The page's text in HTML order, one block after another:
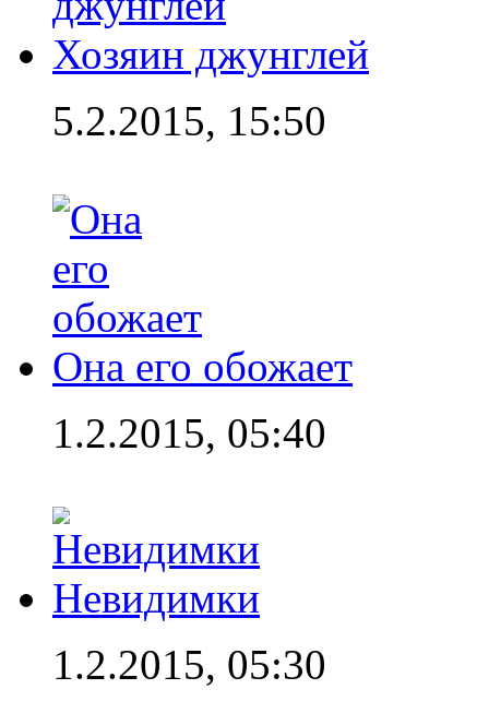
Хозяин джунглей
5.2.2015, 15:50
Она его обожает
1.2.2015, 05:40
Невидимки
1.2.2015, 05:30